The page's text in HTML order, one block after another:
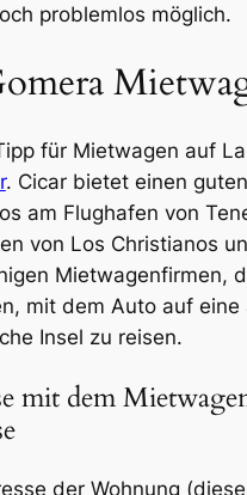
problemlos möglich.
für Mietwagen auf
. Cicar bietet einen
am Flughafen von
von Los Christianos
Mietwagenfirmen,
mit dem Auto auf eine
Insel zu reisen.
mit dem
der Wohnung